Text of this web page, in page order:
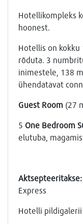
Hotellikompleks
hoonest.
Hotellis on
rõduta. 3
inimestele, 138
ühendatavat
Guest Room (27
5 One Bedroom
elutuba,
Aktsepteeritakse:
Express
Hotelli pildigalerii